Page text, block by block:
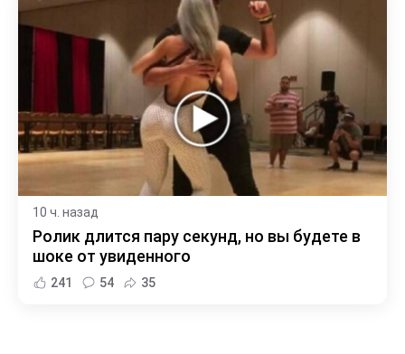
10 ч. назад
Ролик длится пару секунд, но вы будете в
шоке от увиденного
241 54 35